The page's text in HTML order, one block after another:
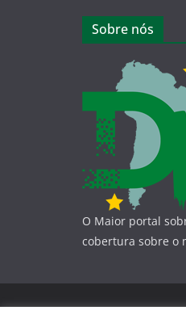
Sobre nós
O Maior portal
cobertura sobre o